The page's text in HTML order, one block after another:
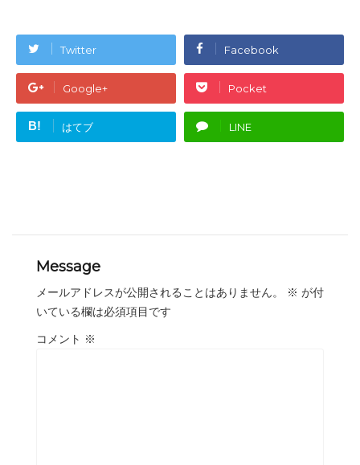
Twitter Facebook
Google+ Pocket
B! はてブ LINE
Message
メールアドレスが公開されることはありません。 ※ が付
いている欄は必須項目です
コメント ※